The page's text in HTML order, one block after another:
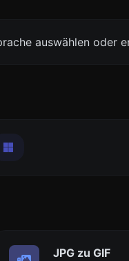
auswählen oder
JPG zu GIF